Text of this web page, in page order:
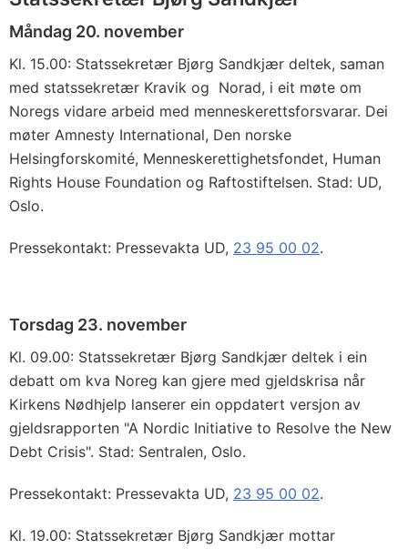
Måndag 20. november
Kl. 15.00: Statssekretær Bjørg Sandkjær deltek, saman
med statssekretær Kravik og Norad, i eit møte om
Noregs vidare arbeid med menneskerettsforsvarar. Dei
møter Amnesty International, Den norske
Helsingforskomité, Menneskerettighetsfondet, Human
Rights House Foundation og Raftostiftelsen. Stad: UD,
Oslo.
Pressekontakt: Pressevakta UD, 23 95 00 02.
Torsdag 23. november
Kl. 09.00: Statssekretær Bjørg Sandkjær deltek i ein
debatt om kva Noreg kan gjere med gjeldskrisa når
Kirkens Nødhjelp lanserer ein oppdatert versjon av
gjeldsrapporten "A Nordic Initiative to Resolve the New
Debt Crisis". Stad: Sentralen, Oslo.
Pressekontakt: Pressevakta UD, 23 95 00 02.
Kl. 19.00: Statssekretær Bjørg Sandkjær mottar